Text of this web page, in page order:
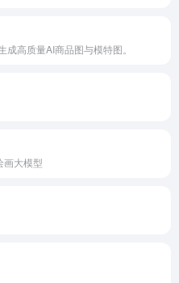
高质量AI商品图与模特图。
画大模型